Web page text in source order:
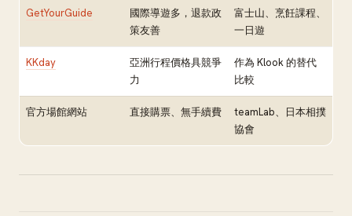
GetYourGuide
國際導遊多，退款政
策友善
富士山、烹飪課程、
一日遊
KKday
亞洲行程價格具競爭
力
作為 Klook 的替代
比較
官方場館網站 直接購票、無手續費
teamLab、日本相撲
協會